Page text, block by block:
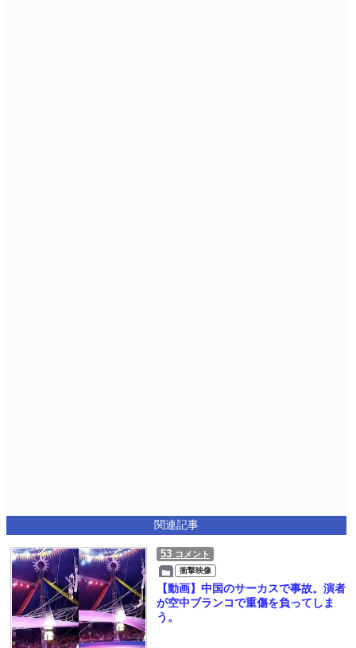
関連記事
53 コメント
衝撃映像
【動画】中国のサーカスで事故。演者
が空中ブランコで重傷を負ってしま
う。